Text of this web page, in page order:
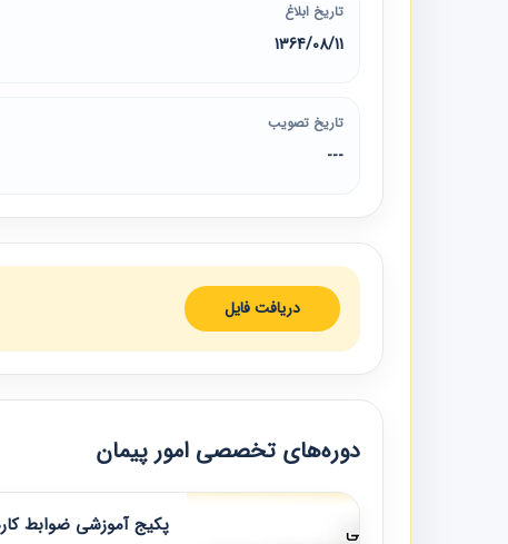
تاریخ ابلاغ
1364/08/11
تاریخ تصویب
---
دریافت فایل
دوره‌های تخصصی امور پیمان
پکیج آموزشی ضوابط